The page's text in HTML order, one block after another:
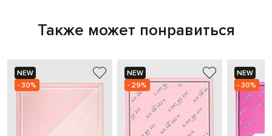
Также может понравиться
NEW
- 30%
NEW
- 29%
NEW
- 30%